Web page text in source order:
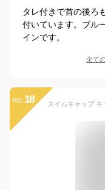
タレ付きで首の後ろ
付いています。ブル
インです。
全て
no. 18